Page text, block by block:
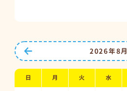
2026年8月
日 月 火 水